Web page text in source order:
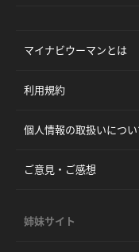
マイナビウーマンとは
利用規約
個人情報の取扱いにつ
ご意見・ご感想
姉妹サイト